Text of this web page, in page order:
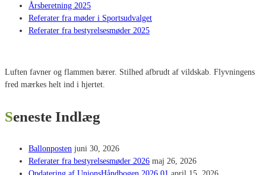
Årsberetning 2025
Referater fra møder i Sportsudvalget
Referater fra bestyrelsesmøder 2025
Luften favner og flammen bærer. Stilhed afbrudt af vildskab. Flyvningens
fred mærkes helt ind i hjertet.
Seneste Indlæg
Ballonposten juni 30, 2026
Referater fra bestyrelsesmøder 2026 maj 26, 2026